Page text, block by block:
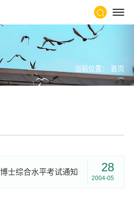
当前位置： 首页
士综合水平考试通知 28
2004-05